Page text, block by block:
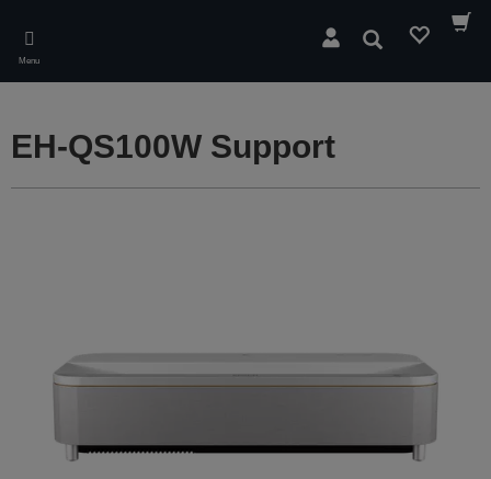
main
content
Menu
Rechercher
EH-QS100W Support